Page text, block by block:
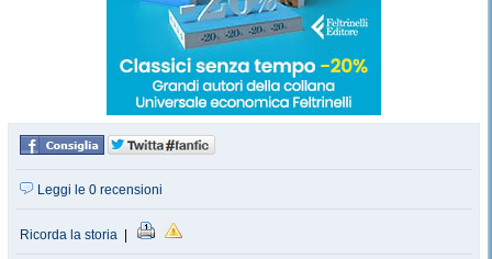
Leggi le 0 recensioni
Ricorda la storia